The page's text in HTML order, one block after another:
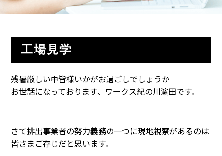
工場見学
残暑厳しい中皆様いかがお過ごしでしょうか
お世話になっております、ワークス紀の川濵田です。
さて排出事業者の努力義務の一つに現地視察があるのは
皆さまご存じだと思います。